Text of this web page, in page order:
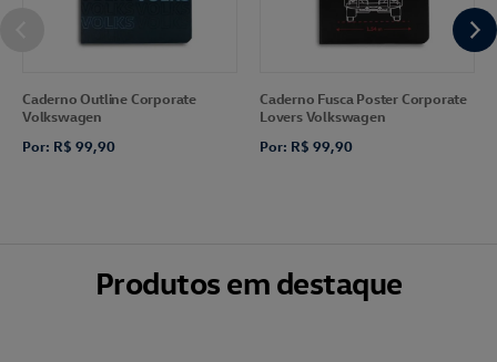
Caderno Outline Corporate
Volkswagen
Por: R$ 99,90
Caderno Fusca Poster Corporate
Lovers Volkswagen
Por: R$ 99,90
Produtos em destaque